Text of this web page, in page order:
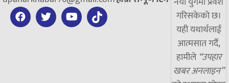
गरिसकेको छ।
यही यथार्थलाई
आत्मसात गर्दै,
हामीले “उपहार
खबर अनलाइन”